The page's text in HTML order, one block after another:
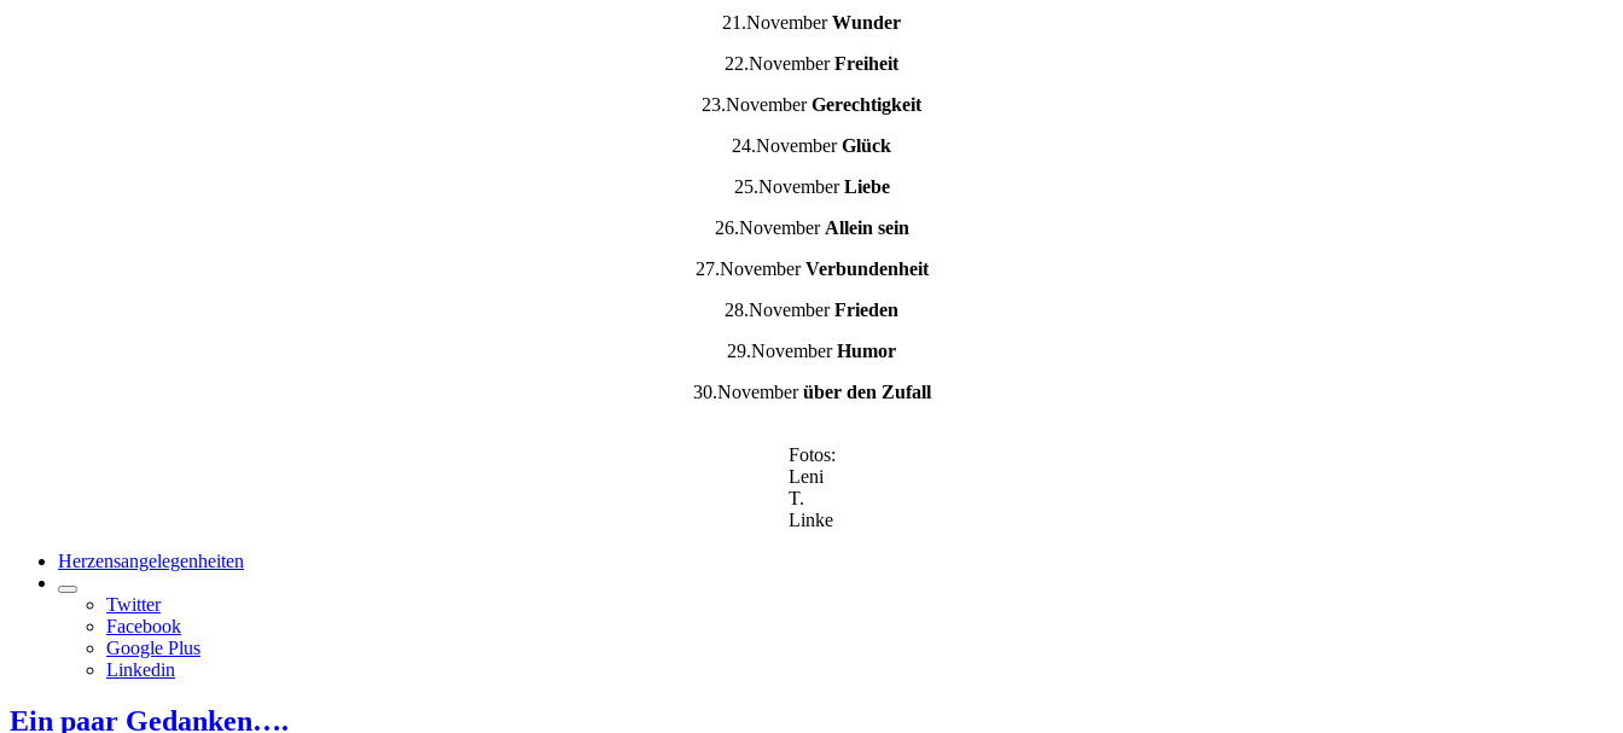
21.NovemberWunder
22.NovemberFreiheit
23.NovemberGerechtigkeit
24.NovemberGlück
25.NovemberLiebe
26.November Allein sein
27.NovemberVerbundenheit
28.NovemberFrieden
29.NovemberHumor
30.Novemberüber den Zufall
Fotos:
Leni
T.
Linke
Herzensangelegenheiten
Twitter
Facebook
Google Plus
Linkedin
Ein paar Gedanken….